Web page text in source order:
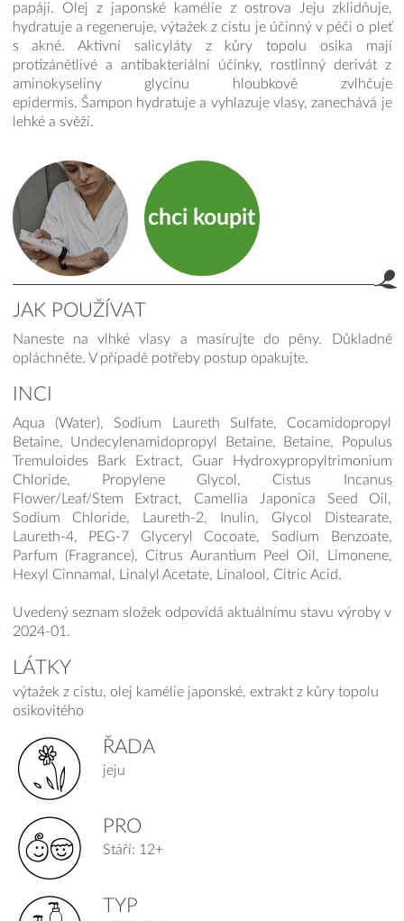
papáji. Olej z japonské kamélie z ostrova Jeju zklidňuje,
hydratuje a regeneruje, výtažek z cistu je účinný v péči o pleť
s akné. Aktivní salicyláty z kůry topolu osika mají
protizánětlivé a antibakteriální účinky, rostlinný derivát z
aminokyseliny glycinu hloubkově zvlhčuje
epidermis. Šampon hydratuje a vyhlazuje vlasy, zanechává je
lehké a svěží.
product.label.guide
chci koupit
JAK POUŽÍVAT
Naneste na vlhké vlasy a masírujte do pěny. Důkladně
opláchněte. V případě potřeby postup opakujte.
INCI
Aqua (Water), Sodium Laureth Sulfate, Cocamidopropyl
Betaine, Undecylenamidopropyl Betaine, Betaine, Populus
Tremuloides Bark Extract, Guar Hydroxypropyltrimonium
Chloride, Propylene Glycol, Cistus Incanus
Flower/Leaf/Stem Extract, Camellia Japonica Seed Oil,
Sodium Chloride, Laureth-2, Inulin, Glycol Distearate,
Laureth-4, PEG-7 Glyceryl Cocoate, Sodium Benzoate,
Parfum (Fragrance), Citrus Aurantium Peel Oil, Limonene,
Hexyl Cinnamal, Linalyl Acetate, Linalool, Citric Acid.
Uvedený seznam složek odpovídá aktuálnímu stavu výroby v
2024-01.
LÁTKY
výtažek z cistu, olej kamélie japonské, extrakt z kůry topolu
osikovitého
ŘADA
jeju
PRO
Stáří: 12+
TYP